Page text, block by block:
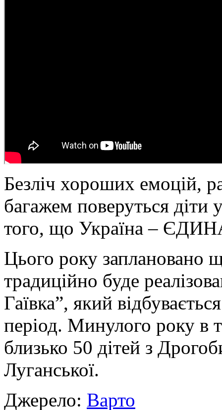
Безліч хороших емоцій,
багажем поверуться діти
того, що Україна –
Цього року заплановано
традиційно буде
Гаївка”, який
період. Минулого року в
близько 50 дітей з
Луганської.
Джерело: Варто